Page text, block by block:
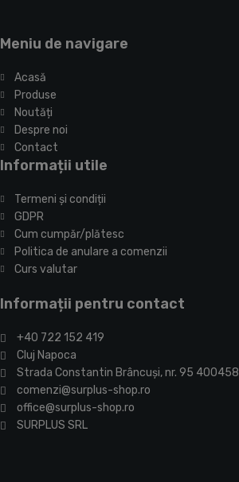
Meniu de navigare
Acasă
Produse
Noutăți
Despre noi
Contact
Informații utile
Termeni și condiții
GDPR
Cum cumpăr/plătesc
Politica de anulare a comenzii
Curs valutar
Informații pentru contact
+40 722 152 419
Cluj Napoca
Strada Constantin Brâncuşi, nr. 95 400458
comenzi@surplus-shop.ro
office@surplus-shop.ro
SURPLUS SRL